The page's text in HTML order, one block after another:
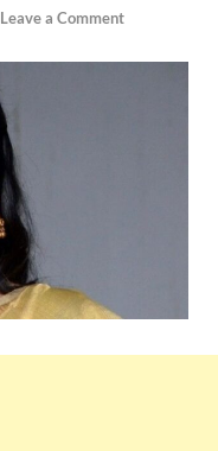
Leave a Comment